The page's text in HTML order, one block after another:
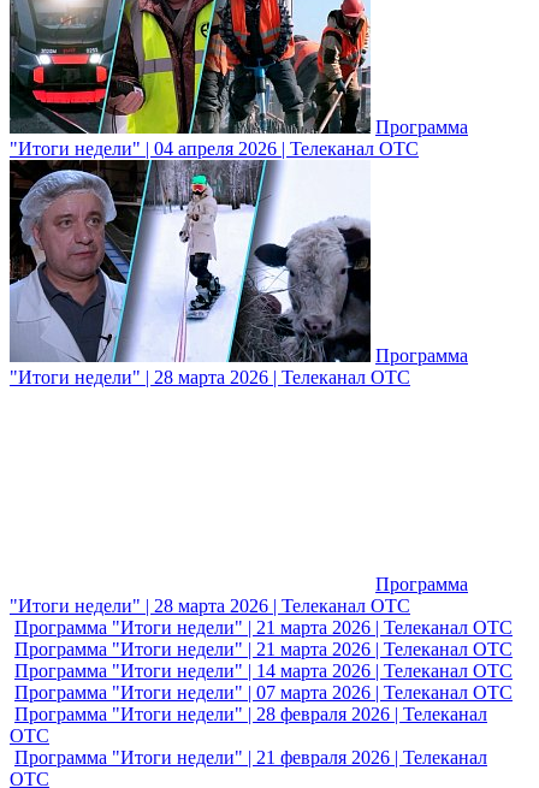
Программа
"Итоги недели" | 04 апреля 2026 | Телеканал ОТС
Программа
"Итоги недели" | 28 марта 2026 | Телеканал ОТС
Программа
"Итоги недели" | 28 марта 2026 | Телеканал ОТС